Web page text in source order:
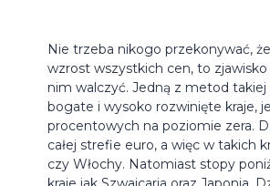
Nie trzeba nikogo przekonywać,
wzrost wszystkich cen, to
nim walczyć. Jedną z metod takiej
bogate i wysoko rozwinięte kraje,
procentowych na poziomie zera.
całej strefie euro, a więc w takich
czy Włochy. Natomiast stopy